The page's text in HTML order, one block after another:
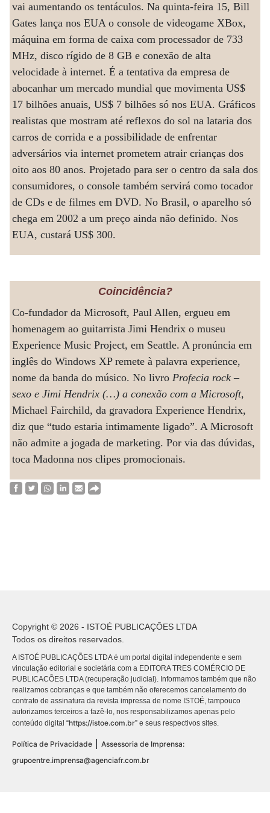
vai aumentando os tentáculos. Na quinta-feira 15, Bill
Gates lança nos EUA o console de videogame XBox,
máquina em forma de caixa com processador de 733
MHz, disco rígido de 8 GB e conexão de alta
velocidade à internet. É a tentativa da empresa de
abocanhar um mercado mundial que movimenta US$
17 bilhões anuais, US$ 7 bilhões só nos EUA. Gráficos
realistas que mostram até reflexos do sol na lataria dos
carros de corrida e a possibilidade de enfrentar
adversários via internet prometem atrair crianças dos
oito aos 80 anos. Projetado para ser o centro da sala dos
consumidores, o console também servirá como tocador
de CDs e de filmes em DVD. No Brasil, o aparelho só
chega em 2002 a um preço ainda não definido. Nos
EUA, custará US$ 300.
Coincidência?
Co-fundador da Microsoft, Paul Allen, ergueu em
homenagem ao guitarrista Jimi Hendrix o museu
Experience Music Project, em Seattle. A pronúncia em
inglês do Windows XP remete à palavra experience,
nome da banda do músico. No livro Profecia rock –
sexo e Jimi Hendrix (…) a conexão com a Microsoft,
Michael Fairchild, da gravadora Experience Hendrix,
diz que “tudo estaria intimamente ligado”. A Microsoft
não admite a jogada de marketing. Por via das dúvidas,
toca Madonna nos clipes promocionais.
Copyright © 2026 - ISTOÉ PUBLICAÇÕES LTDA
Todos os direitos reservados.
A ISTOÉ PUBLICAÇÕES LTDA é um portal digital independente e sem
vinculação editorial e societária com a EDITORA TRES COMÉRCIO DE
PUBLICACÕES LTDA (recuperação judicial). Informamos também que não
realizamos cobranças e que também não oferecemos cancelamento do
contrato de assinatura da revista impressa de nome ISTOÉ, tampouco
autorizamos terceiros a fazê-lo, nos responsabilizamos apenas pelo
conteúdo digital “https://istoe.com.br” e seus respectivos sites.
Política de Privacidade
Assessoria de Imprensa:
grupoentre.imprensa@agenciafr.com.br